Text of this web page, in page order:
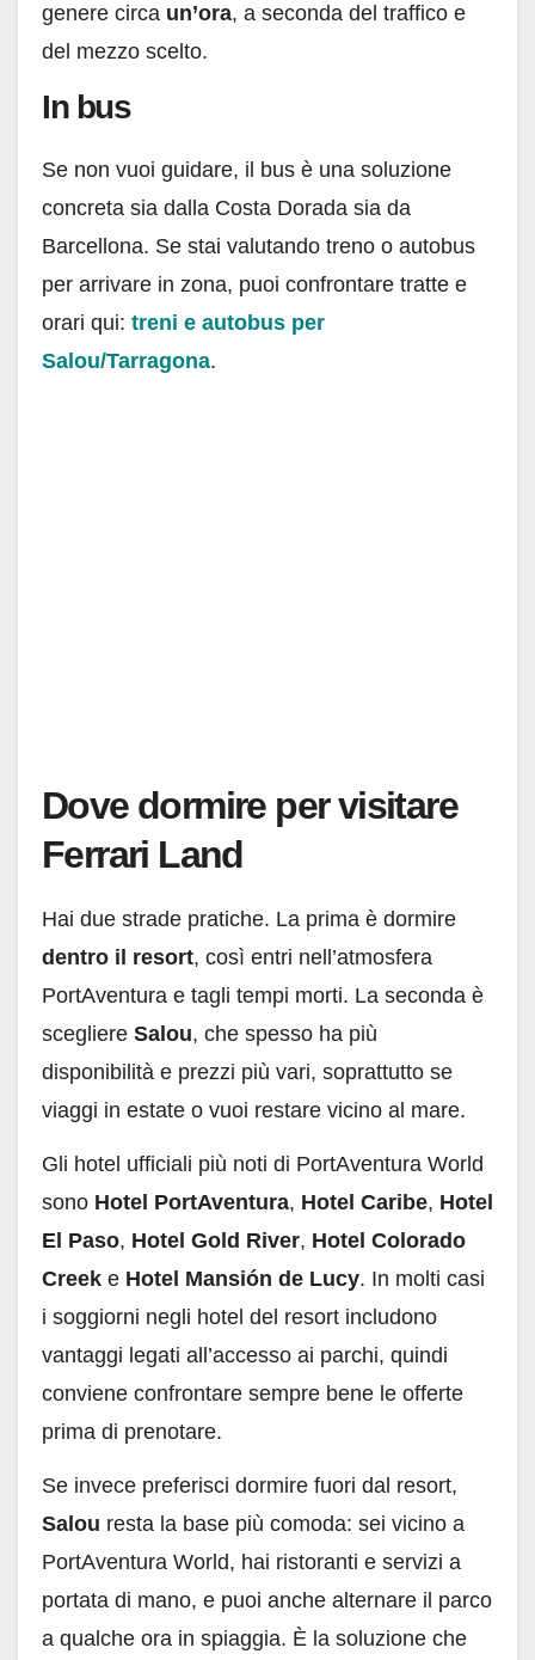
genere circa un’ora, a seconda del traffico e
del mezzo scelto.
In bus
Se non vuoi guidare, il bus è una soluzione
concreta sia dalla Costa Dorada sia da
Barcellona. Se stai valutando treno o autobus
per arrivare in zona, puoi confrontare tratte e
orari qui: treni e autobus per
Salou/Tarragona.
Dove dormire per visitare
Ferrari Land
Hai due strade pratiche. La prima è dormire
dentro il resort, così entri nell’atmosfera
PortAventura e tagli tempi morti. La seconda è
scegliere Salou, che spesso ha più
disponibilità e prezzi più vari, soprattutto se
viaggi in estate o vuoi restare vicino al mare.
Gli hotel ufficiali più noti di PortAventura World
sono Hotel PortAventura, Hotel Caribe, Hotel
El Paso, Hotel Gold River, Hotel Colorado
Creek e Hotel Mansión de Lucy. In molti casi
i soggiorni negli hotel del resort includono
vantaggi legati all’accesso ai parchi, quindi
conviene confrontare sempre bene le offerte
prima di prenotare.
Se invece preferisci dormire fuori dal resort,
Salou resta la base più comoda: sei vicino a
PortAventura World, hai ristoranti e servizi a
portata di mano, e puoi anche alternare il parco
a qualche ora in spiaggia. È la soluzione che